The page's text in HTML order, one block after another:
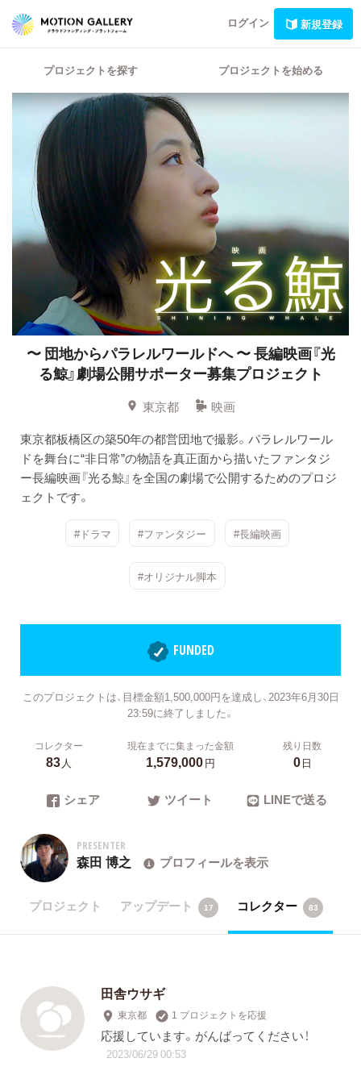
ログイン 新規登録
プロジェクトを探す プロジェクトを始める
〜 団地からパラレルワールドへ 〜長編映画『光
る鯨』劇場公開サポーター募集プロジェクト
東京都
映画
東京都板橋区の築50年の都営団地で撮影。パラレルワール
ドを舞台に“非日常”の物語を真正面から描いたファンタジ
ー長編映画『光る鯨』を全国の劇場で公開するためのプロジ
ェクトです。
#ドラマ #ファンタジー #長編映画
#オリジナル脚本
FUNDED
このプロジェクトは、目標金額1,500,000円を達成し、2023年6月30日
23:59に終了しました。
コレクター
83人
現在までに集まった金額
1,579,000円
残り日数
0日
シェア ツイート LINEで送る
PRESENTER
森田 博之 プロフィールを表示
プロジェクト アップデート 17 コレクター 83
田舎ウサギ
東京都 1 プロジェクトを応援
応援しています。がんばってください！
2023/06/29 00:53